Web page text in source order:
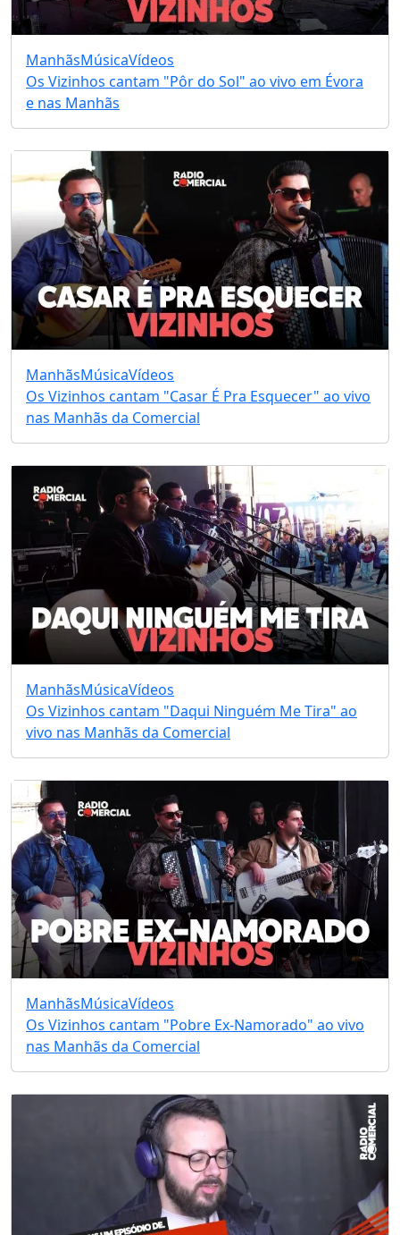
ManhãsMúsicaVídeos
Os Vizinhos cantam "Pôr do Sol" ao vivo em Évora
e nas Manhãs
ManhãsMúsicaVídeos
Os Vizinhos cantam "Casar É Pra Esquecer" ao vivo
nas Manhãs da Comercial
ManhãsMúsicaVídeos
Os Vizinhos cantam "Daqui Ninguém Me Tira" ao
vivo nas Manhãs da Comercial
ManhãsMúsicaVídeos
Os Vizinhos cantam "Pobre Ex-Namorado" ao vivo
nas Manhãs da Comercial